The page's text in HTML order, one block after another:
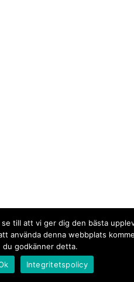
till att vi ger dig den bästa
använda denna webbplats
du godkänner detta.
Integritetspolicy